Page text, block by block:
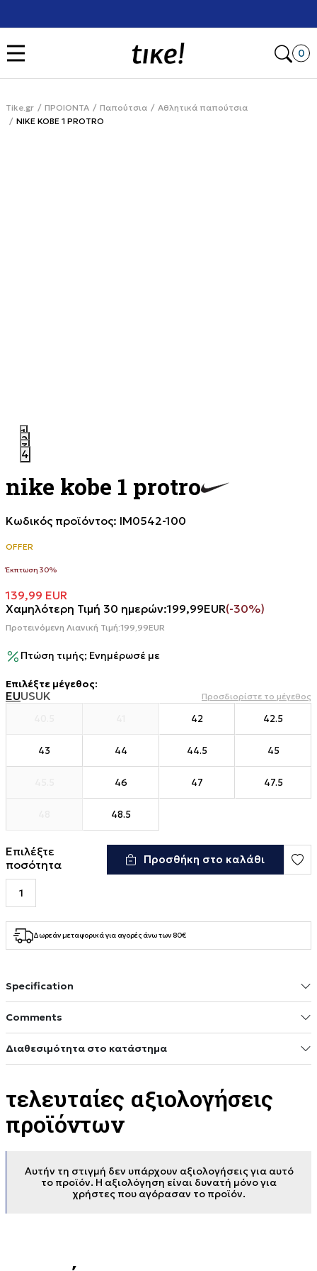
0
Tike.gr ΠΡΟΙΟΝΤΑ Παπούτσια
Αθλητικά παπούτσια
NIKE KOBE 1 PROTRO
1
2
3
4
nike kobe 1 protro
Κωδικός προϊόντος: IM0542-100
OFFER
Έκπτωση 30%
139,99 EUR
Χαμηλότερη Τιμή 30 ημερών:199,99EUR(-30%)
Προτεινόμενη Λιανική Τιμή:199,99EUR
Πτώση τιμής; Ενημέρωσέ με
Επιλέξτε μέγεθος:
EUUSUK Προσδιορίστε το μέγεθος
42 42.5
43 44 44.5 45
46 47 47.5
48.5
Επιλέξτε
ποσότητα
Προσθήκη στο καλάθι
Δωρεάν μεταφορικά για αγορές άνω των 80€
Specification
Comments
Διαθεσιμότητα στο κατάστημα
τελευταίες αξιολογήσεις
προϊόντων
Αυτήν τη στιγμή δεν υπάρχουν αξιολογήσεις για αυτό
το προϊόν. Η αξιολόγηση είναι δυνατή μόνο για
χρήστες που αγόρασαν το προϊόν.